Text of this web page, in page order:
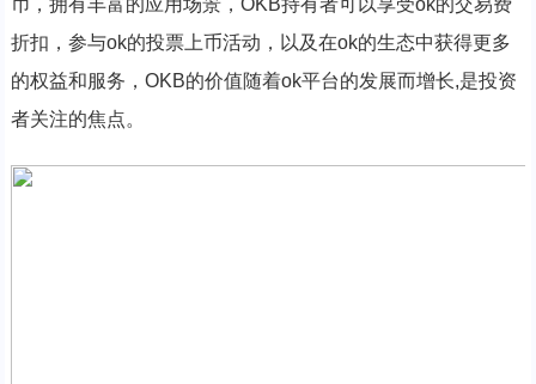
折扣，参与ok的投票上币活动，以及在ok的生态中获得更多
的权益和服务，OKB的价值随着ok平台的发展而增长,是投资
者关注的焦点。